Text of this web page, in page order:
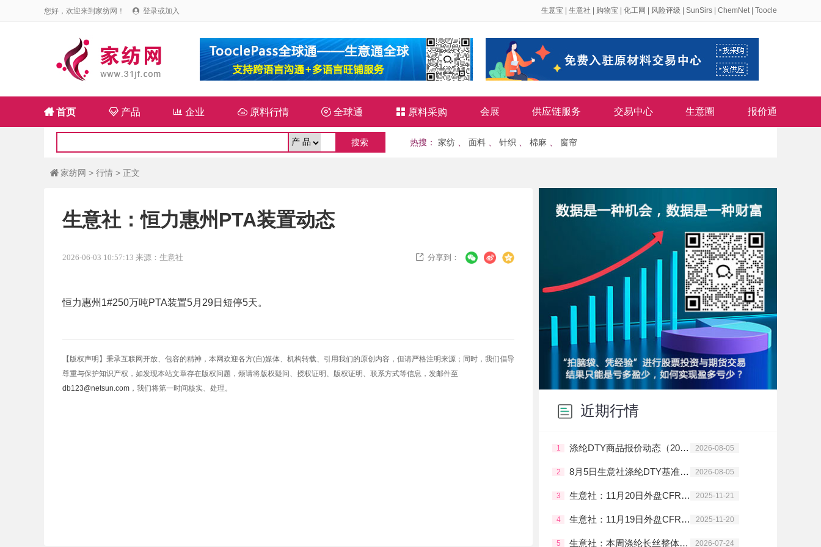
您好，欢迎来到家纺网！  登录或加入 生意宝 生意社 购物宝 化工网 风险评级 SunSirs ChemNet| Toocle
首页 产品  企业 原料行情  全球通  原料采购 会展 供应链服务 交易中心 生意圈 报价通
热搜 ： 家纺 面料 针织 棉麻 窗帘
 家纺网 > 行情 > 正文
生意社：恒力惠州PTA装置动态
2026-06-03 10:57:13 来源：生意社  分享到：
恒力惠州1#250万吨PTA装置5月29日短停5天。
【版权声明】秉承互联网开放、包容的精神，本网欢迎各方(自)媒体、机构转载、引用我们的原创内容，但请严格注明来源；同时，我们倡导
尊重与保护知识产权，如发现本站文章存在版权问题，烦请将版权疑问、授权证明、版权证明、联系方式等信息，发邮件至
db123@netsun.com ，我们将第一时间核实、处理。
近期行情
1 涤纶DTY商品报价动态（2026-08-05） 2026-08-05
2 8月5日生意社涤纶DTY基准价为9500.00元/吨 2026-08-05
3 生意社：11月20日外盘CFR中国PTA主流价格下调 2025-11-21
4 生意社：11月19日外盘CFR中国PTA主流价格下调 2025-11-20
5 生意社：本周涤纶长丝整体走势震荡上行 2026-07-24